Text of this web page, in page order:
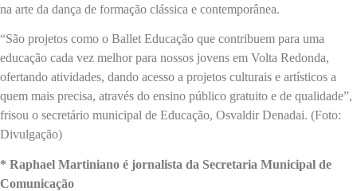
na arte da dança de formação clássica e contemporânea.
“São projetos como o Ballet Educação que contribuem para uma
educação cada vez melhor para nossos jovens em Volta Redonda,
ofertando atividades, dando acesso a projetos culturais e artísticos a
quem mais precisa, através do ensino público gratuito e de qualidade”,
frisou o secretário municipal de Educação, Osvaldir Denadai. (Foto:
Divulgação)
* Raphael Martiniano é jornalista da Secretaria Municipal de
Comunicação